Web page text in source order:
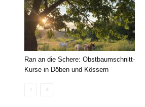
Ran an die Schere: Obstbaumschnitt-
Kurse in Döben und Kössern